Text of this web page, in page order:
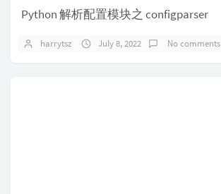
Python 解析配置模块之 configparser
harrytsz July 8, 2022 No comments